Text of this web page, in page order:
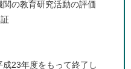
の教育研究活動の評価
23年度をもって終了し